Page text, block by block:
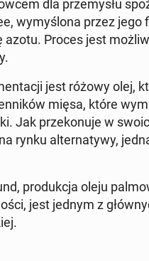
dla prze­my­słu
wy­my­ślo­na przez
azotu. Proces jest
jest różowy olej,
mięsa, które
Jak prze­ko­nu­je w
rynku al­ter­na­ty­wy,
pro­duk­cja oleju
jest jednym z